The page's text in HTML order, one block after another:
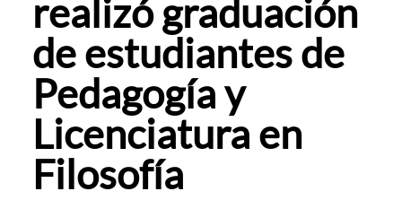
Historia
Proyecto Conocimientos 2030
Reportes
realizó graduación
de estudiantes de
Pedagogía y
Licenciatura en
Filosofía